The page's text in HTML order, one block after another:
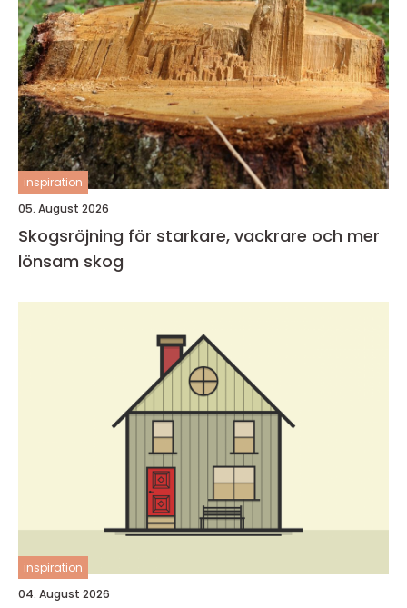
inspiration
05. August 2026
Skogsröjning för starkare, vackrare och mer
lönsam skog
inspiration
04. August 2026